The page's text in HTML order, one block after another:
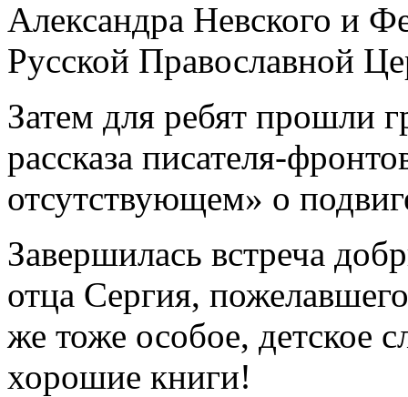
Александра Невского и
Русской Православной
Затем для ребят прошли
рассказа писателя-
отсутствующем» о
Завершилась встреча
отца Сергия,
же тоже особое, детское
хорошие книги!